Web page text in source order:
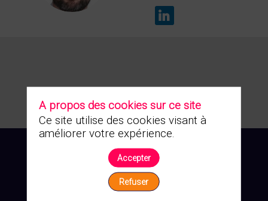
A propos des cookies sur ce site
Ce site utilise des cookies visant à
améliorer votre expérience.
Accepter
Refuser